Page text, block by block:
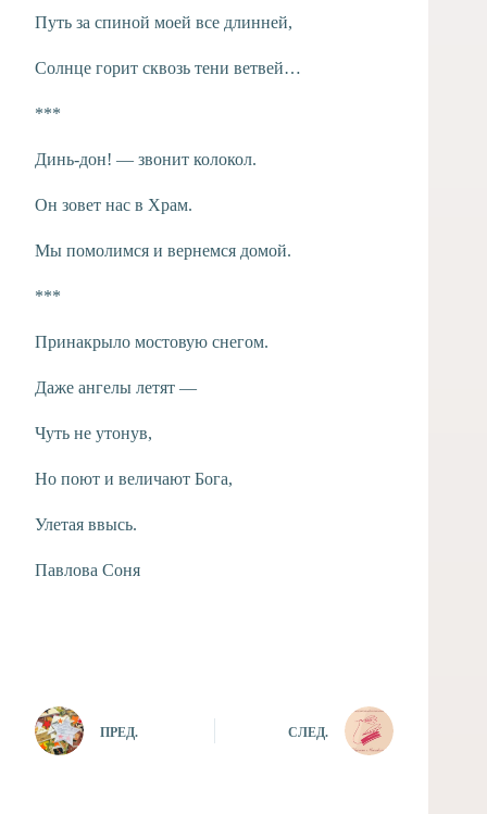
Путь за спиной моей все длинней,
Солнце горит сквозь тени ветвей…
***
Динь-дон! — звонит колокол.
Он зовет нас в Храм.
Мы помолимся и вернемся домой.
***
Принакрыло мостовую снегом.
Даже ангелы летят —
Чуть не утонув,
Но поют и величают Бога,
Улетая ввысь.
Павлова Соня
ПРЕД. СЛЕД.